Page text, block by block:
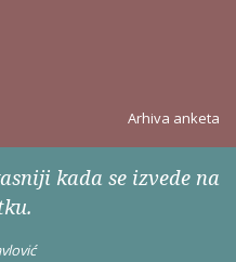
Arhiva anketa
kada se izvede na